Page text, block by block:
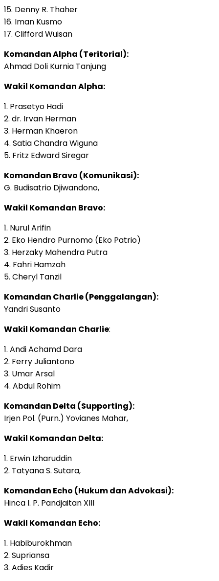
15. Denny R. Thaher
16. Iman Kusmo
17. Clifford Wuisan
Komandan Alpha (Teritorial):
Ahmad Doli Kurnia Tanjung
Wakil Komandan Alpha:
1. Prasetyo Hadi
2. dr. Irvan Herman
3. Herman Khaeron
4. Satia Chandra Wiguna
5. Fritz Edward Siregar
Komandan Bravo (Komunikasi):
G. Budisatrio Djiwandono,
Wakil Komandan Bravo:
1. Nurul Arifin
2. Eko Hendro Purnomo (Eko Patrio)
3. Herzaky Mahendra Putra
4. Fahri Hamzah
5. Cheryl Tanzil
Komandan Charlie (Penggalangan):
Yandri Susanto
Wakil Komandan Charlie:
1. Andi Achamd Dara
2. Ferry Juliantono
3. Umar Arsal
4. Abdul Rohim
Komandan Delta (Supporting):
Irjen Pol. (Purn.) Yovianes Mahar,
Wakil Komandan Delta:
1. Erwin Izharuddin
2. Tatyana S. Sutara,
Komandan Echo (Hukum dan Advokasi):
Hinca I. P. Pandjaitan XIII
Wakil Komandan Echo:
1. Habiburokhman
2. Supriansa
3. Adies Kadir